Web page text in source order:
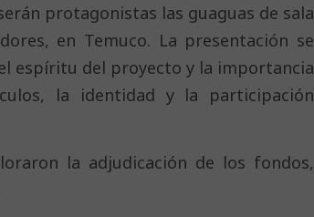
protagonistas las guaguas de sala
en Temuco. La presentación se
espíritu del proyecto y la importancia
la identidad y la participación
la adjudicación de los fondos,